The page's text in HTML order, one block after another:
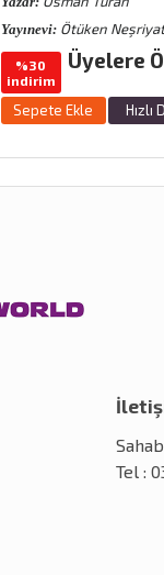
Yayınevi:Ötüken Neşriyat
%30
indirim
Üyelere
Sepete Ekle Hızlı
Tel :